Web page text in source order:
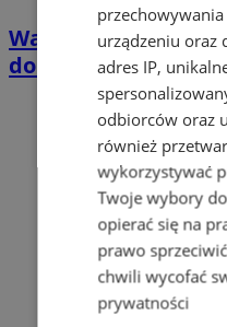
Wakacyjny
domkach
urządzeniu oraz
adres IP,
odbiorców oraz
również
wykorzystywać
Twoje wybory
opierać się na
prawo
chwili wycofać
prywatności